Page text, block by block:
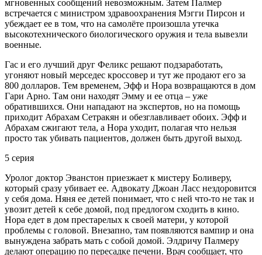
мгновенных сообщений невозможным. Затем Палмер
встречается с министром здравоохранения Мэгги Пирсон и
убеждает ее в том, что на самолёте произошла утечка
высокотехнического биологического оружия и тела вывезли
военные.
Гас и его лучший друг Феликс решают подзаработать,
угоняют новый мерседес кроссовер и тут же продают его за
800 долларов. Тем временем, Эфф и Нора возвращаются в дом
Гари Арно. Там они находят Эмму и ее отца – уже
обратившихся. Они нападают на экспертов, но на помощь
приходит Абрахам Сетракян и обезглавливает обоих. Эфф и
Абрахам сжигают тела, а Нора уходит, полагая что нельзя
просто так убивать пациентов, должен быть другой выход.
5 серия
Уролог доктор Эванстон приезжает к мистеру Боливеру,
который сразу убивает ее. Адвокату Джоан Ласс нездоровится
у себя дома. Няня ее детей понимает, что с ней что-то не так и
увозит детей к себе домой, под предлогом сходить в кино.
Нора едет в дом престарелых к своей матери, у которой
проблемы с головой. Внезапно, там появляются вампир и она
вынуждена забрать мать с собой домой. Элдричу Палмеру
делают операцию по пересадке печени. Врач сообщает, что